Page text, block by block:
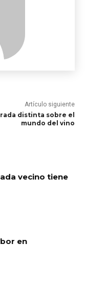
Artículo siguiente
distinta sobre el
mundo del vino
vecino tiene
en